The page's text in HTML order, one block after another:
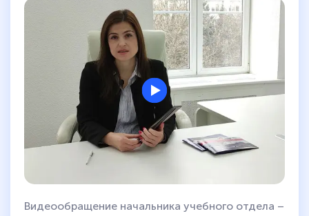
Видеообращение начальника учебного отдела –